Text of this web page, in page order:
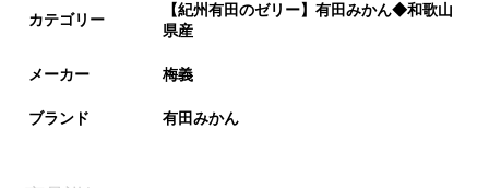
カテゴリー
【紀州有田のゼリー】有田みかん◆和歌山
県産
メーカー 梅義
ブランド 有田みかん